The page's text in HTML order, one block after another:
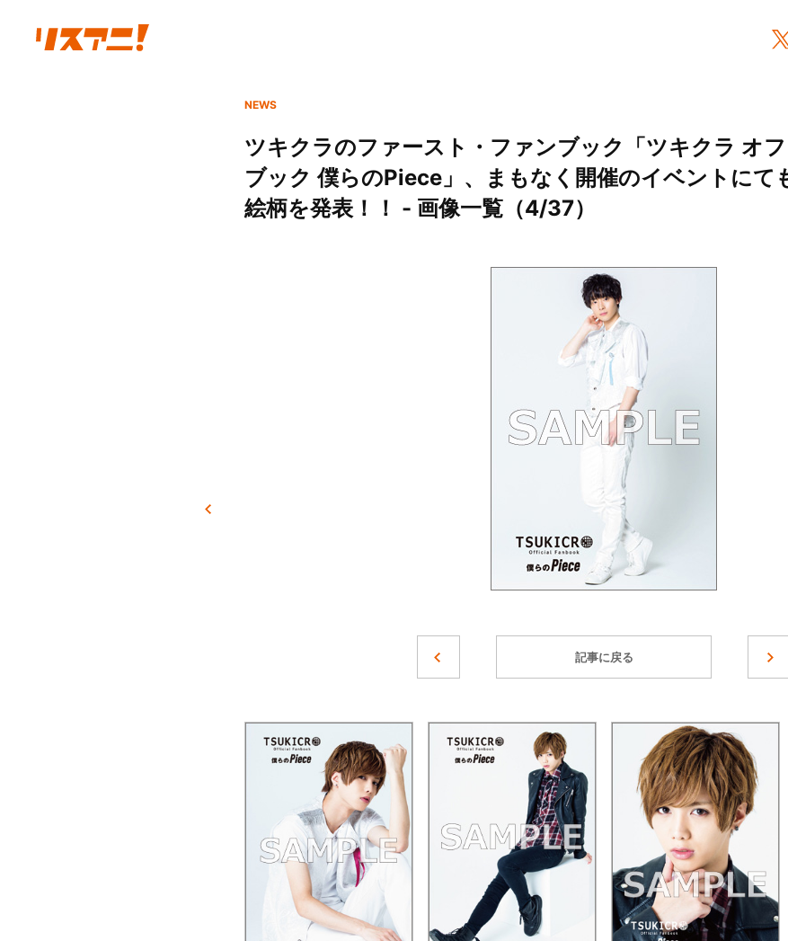
NEWS
ツキクラのファースト・ファンブック「ツキクラ オ
ブック 僕らのPiece」、まもなく開催のイベントにて
絵柄を発表！！ - 画像一覧（4/37）
記事に戻る